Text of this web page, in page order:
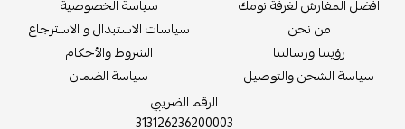
عدم استخدام المبيضات.
عدم استخدام التنشيف الآلي.
يمكن الكي بدرجة حرارة حتى 150° مئوية.
عدم استخدام التنظيف الجاف.
افضل المفارش لغرفة نومك
من نحن
رؤيتنا ورسالتنا
سياسة الشحن والتوصيل
سياسة الخصوصية
سياسات الاستبدال و الاسترجاع
الشروط والأحكام
سياسة الضمان
الرقم الضريبي
313126236200003